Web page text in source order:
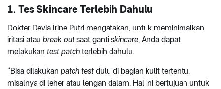
1. Tes Skincare Terlebih Dahulu
Dokter Devia Irine Putri mengatakan, untuk meminimalkan
iritasi atau break out saat ganti skincare, Anda dapat
melakukan test patch terlebih dahulu.
“Bisa dilakukan patch test dulu di bagian kulit tertentu,
misalnya di leher atau lengan dalam. Hal ini bertujuan untuk